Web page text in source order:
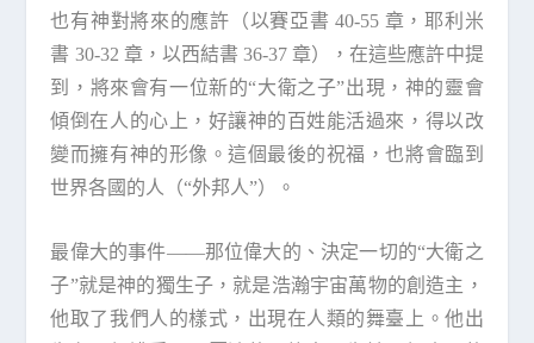
也有神對將來的應許（以賽亞書 40-55 章，耶利米
書 30-32 章，以西結書 36-37 章），在這些應許中提
到，將來會有一位新的“大衛之子”出現，神的靈會
傾倒在人的心上，好讓神的百姓能活過來，得以改
變而擁有神的形像。這個最後的祝福，也將會臨到
世界各國的人（“外邦人”）。
最偉大的事件——那位偉大的、決定一切的“大衛之
子”就是神的獨生子，就是浩瀚宇宙萬物的創造主，
他取了我們人的樣式，出現在人類的舞臺上。他出